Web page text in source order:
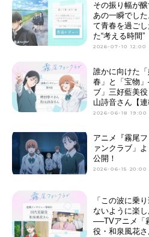
その振り幅が
あの一瞬でし
て青春を過ご
た“考える時間”
2026-07-10 12:00
誰かに向けた
春」と「宝物
ブ」三好藍美
山詩音さん【連
2026-06-18 19:00
アニメ『霧尾
ァンクラブ」
公開！
2026-06-15 20:00
「この波に乗
ないように楽し
──TVアニメ「
役・和泉風花さ